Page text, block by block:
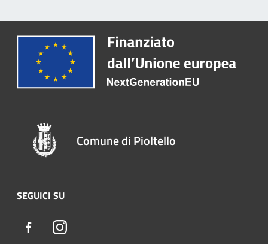
Comune di Pioltello
SEGUICI SU
FacebookInstagram